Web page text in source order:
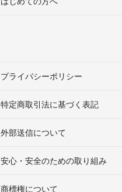
プライバシーポリシー
特定商取引法に基づく表記
外部送信について
安心・安全のための取り組み
商標権について